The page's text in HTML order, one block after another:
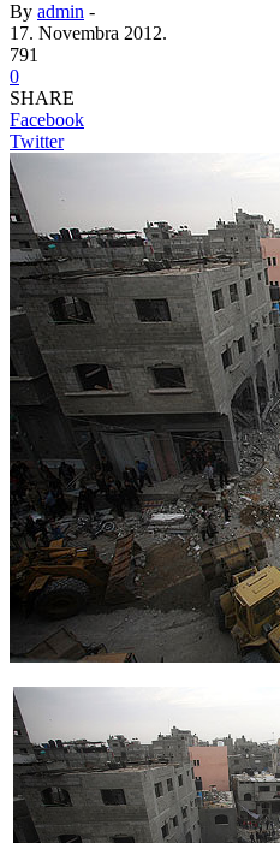
By admin -
17. Novembra 2012.
791
0
SHARE
Facebook
Twitter